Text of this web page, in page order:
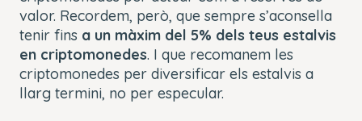
valor. Recordem, però, que sempre s’aconsella
tenir fins a un màxim del 5% dels teus estalvis
en criptomonedes. I que recomanem les
criptomonedes per diversificar els estalvis a
llarg termini, no per especular.